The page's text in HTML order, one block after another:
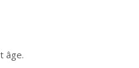
âge.